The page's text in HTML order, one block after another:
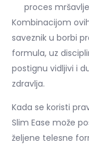
proces
Kombinacijom
saveznik u borbi
formula, uz
postignu vidljivi i
zdravlja.
Kada se koristi
Slim Ease može
željene telesne